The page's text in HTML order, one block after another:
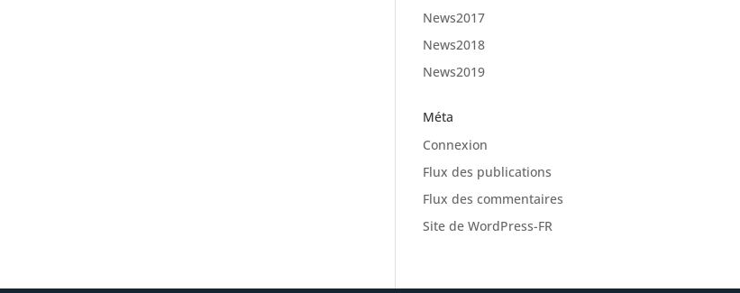
News2017
News2018
News2019
Méta
Connexion
Flux des publications
Flux des commentaires
Site de WordPress-FR